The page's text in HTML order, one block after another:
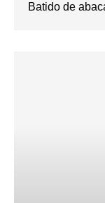
Batido de